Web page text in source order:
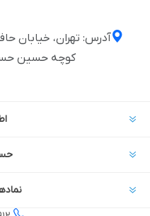
آدرس: تهران، خیابان
کوچه حسین حسنی،